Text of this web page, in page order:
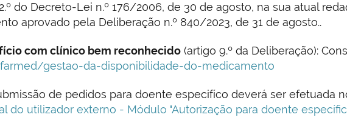
do Decreto-Lei n.º 176/2006, de 30 de agosto, na sua atual
aprovado pela Deliberação n.º 840/2023, de 31 de agosto..
com clínico bem reconhecido (artigo 9.º da Deliberação):
gestao-da-disponibilidade-do-medicamento
de pedidos para doente especifíco deverá ser efetuada
do utilizador externo - Módulo "Autorização para doente